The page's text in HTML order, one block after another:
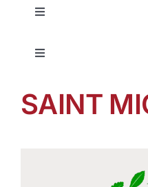
Toggle
Toggle
Nos établissements
SAINT